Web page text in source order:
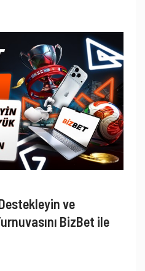
ve
BizBet ile